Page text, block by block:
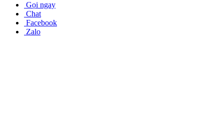
Gọi ngay
Chat
Facebook
Zalo